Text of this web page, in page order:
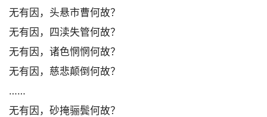
无有因，头悬市曹何故？
无有因，四渎失管何故？
无有因，诸色惘惘何故？
无有因，慈悲颠倒何故？
……
无有因，砂掩骊鬓何故？